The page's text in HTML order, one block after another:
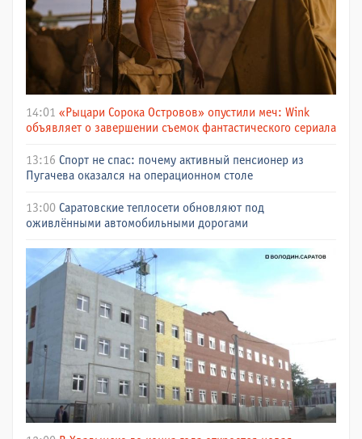
14:01 «Рыцари Сорока Островов» опустили меч: Wink
объявляет о завершении съемок фантастического сериала
13:16 Спорт не спас: почему активный пенсионер из
Пугачева оказался на операционном столе
13:00 Саратовские теплосети обновляют под
оживлёнными автомобильными дорогами